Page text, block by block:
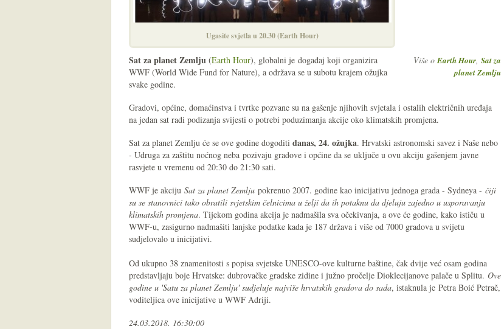
Ugasite svjetla u 20.30 (Earth Hour)
Više oEarth Hour, Sat za
planet Zemlju
Sat za planet Zemlju (Earth Hour), globalni je događaj koji organizira
WWF (World Wide Fund for Nature), a održava se u subotu krajem ožujka
svake godine.
Gradovi, općine, domaćinstva i tvrtke pozvane su na gašenje njihovih svjetala i ostalih električnih uređaja
na jedan sat radi podizanja svijesti o potrebi poduzimanja akcije oko klimatskih promjena.
Sat za planet Zemlju će se ove godine dogoditi danas, 24. ožujka. Hrvatski astronomski savez i Naše nebo
- Udruga za zaštitu noćnog neba pozivaju gradove i općine da se uključe u ovu akciju gašenjem javne
rasvjete u vremenu od 20:30 do 21:30 sati.
WWF je akciju Sat za planet Zemlju pokrenuo 2007. godine kao inicijativu jednoga grada - Sydneya - čiji
su se stanovnici tako obratili svjetskim čelnicima u želji da ih potaknu da djeluju zajedno u usporavanju
klimatskih promjena. Tijekom godina akcija je nadmašila sva očekivanja, a ove će godine, kako ističu u
WWF-u, zasigurno nadmašiti lanjske podatke kada je 187 država i više od 7000 gradova u svijetu
sudjelovalo u inicijativi.
Od ukupno 38 znamenitosti s popisa svjetske UNESCO-ove kulturne baštine, čak dvije već osam godina
predstavljaju boje Hrvatske: dubrovačke gradske zidine i južno pročelje Dioklecijanove palače u Splitu. Ove
godine u 'Satu za planet Zemlju' sudjeluje najviše hrvatskih gradova do sada, istaknula je Petra Boić Petrač,
voditeljica ove inicijative u WWF Adriji.
24.03.2018. 16:30:00